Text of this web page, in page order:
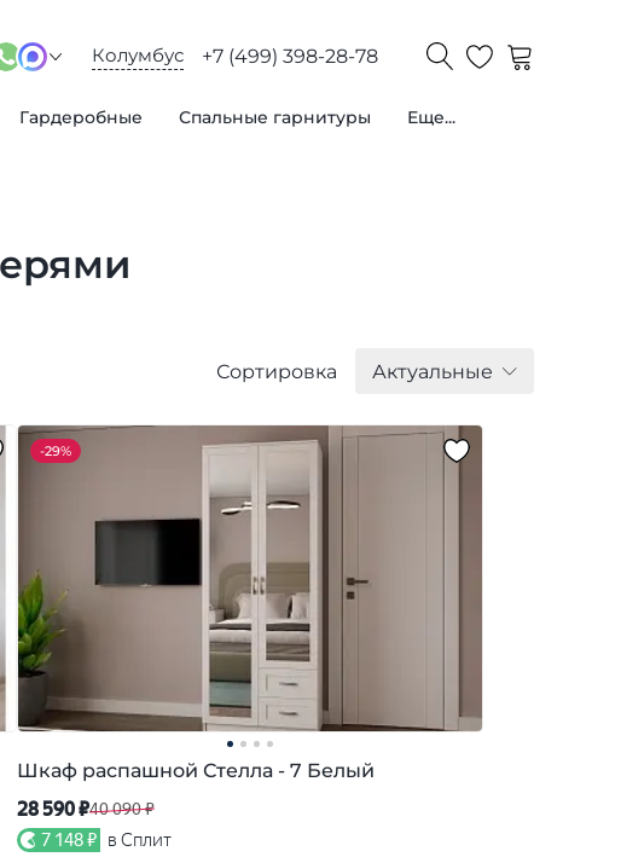
Гардеробные Спальные гарнитуры Еще...
Колумбус +7 (499) 398-28-78
Сортировка Актуальные
-29%
Шкаф распашной Стелла - 7 Белый
28 590 ₽40 090 ₽
7 148 ₽ в Сплит